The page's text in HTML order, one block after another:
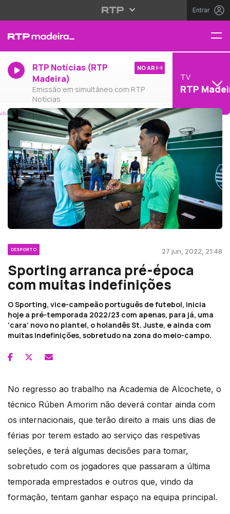
Entrar
RTP Notícias (RTP
Madeira)
Emissão em simultâneo com RTP
Notícias
NO AR
TV
RTP
DESPORTO 27 jun, 2022, 21:48
Sporting arranca pré-época
com muitas indefinições
O Sporting, vice-campeão português de futebol, inicia
hoje a pré-temporada 2022/23 com apenas, para já, uma
‘cara’ novo no plantel, o holandês St. Juste, e ainda com
muitas indefinições, sobretudo na zona do meio-campo.
No regresso ao trabalho na Academia de Alcochete, o
técnico Rúben Amorim não deverá contar ainda com
os internacionais, que terão direito a mais uns dias de
férias por terem estado ao serviço das respetivas
seleções, e terá algumas decisões para tomar,
sobretudo com os jogadores que passaram a última
temporada emprestados e outros que, vindo da
formação, tentam ganhar espaço na equipa principal.